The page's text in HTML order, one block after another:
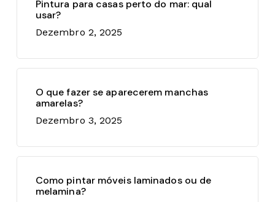
Pintura para casas perto do mar: qual
usar?
Dezembro 2, 2025
O que fazer se aparecerem manchas
amarelas?
Dezembro 3, 2025
Como pintar móveis laminados ou de
melamina?